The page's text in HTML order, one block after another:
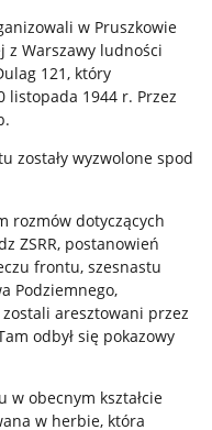
w Pruszkowie
z Warszawy ludności
121, który
listopada 1944 r. Przez
zostały wyzwolone spod
rozmów dotyczących
ZSRR, postanowień
frontu, szesnastu
Podziemnego,
aresztowani przez
odbył się pokazowy
obecnym kształcie
w herbie, która